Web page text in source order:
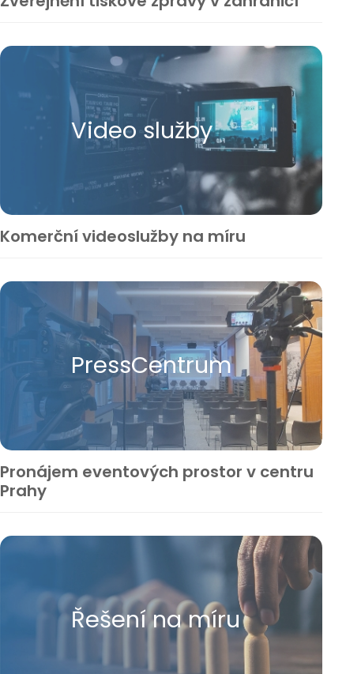
Video služby
Komerční videoslužby na míru
Press​Centrum
Pronájem eventových prostor v centru
Prahy
Řešení na míru